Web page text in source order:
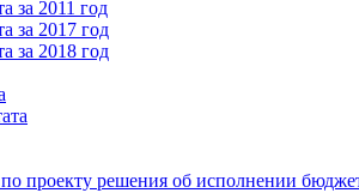
за 2011 год
за 2017 год
за 2018 год
проекту решения об исполнении